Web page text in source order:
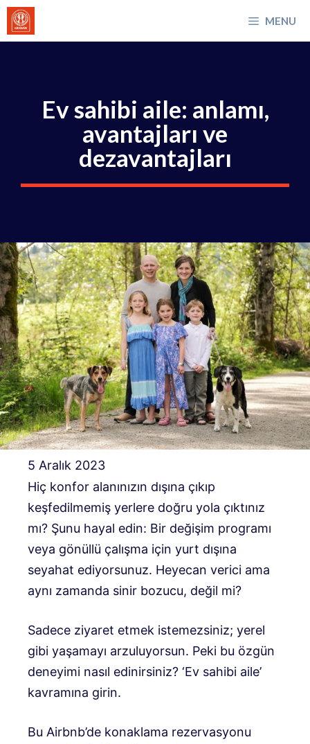
İçeriğe
atla
MENU
Ev sahibi aile: anlamı,
avantajları ve
dezavantajları
5 Aralık 2023
Hiç konfor alanınızın dışına çıkıp
keşfedilmemiş yerlere doğru yola çıktınız
mı? Şunu hayal edin: Bir değişim programı
veya gönüllü çalışma için yurt dışına
seyahat ediyorsunuz. Heyecan verici ama
aynı zamanda sinir bozucu, değil mi?
Sadece ziyaret etmek istemezsiniz; yerel
gibi yaşamayı arzuluyorsun. Peki bu özgün
deneyimi nasıl edinirsiniz? ‘Ev sahibi aile’
kavramına girin.
Bu Airbnb’de konaklama rezervasyonu